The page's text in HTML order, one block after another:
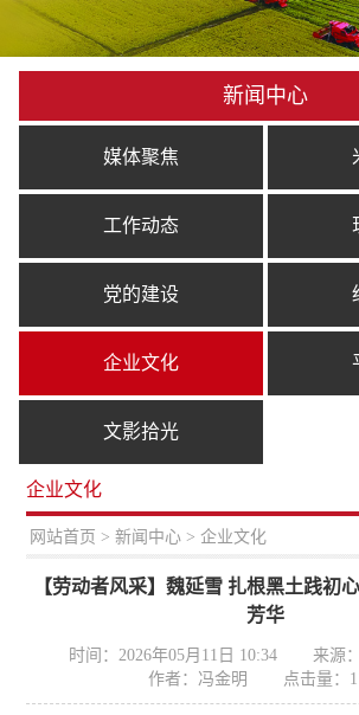
新闻中心
媒体聚焦
工作动态
党的建设
企业文化
文影拾光
企业文化
网站首页 > 新闻中心 > 企业文化
【劳动者风采】魏延雪 扎根黑土践初
芳华
时间：2026年05月11日 10:34
来源
作者：冯金明
点击量：